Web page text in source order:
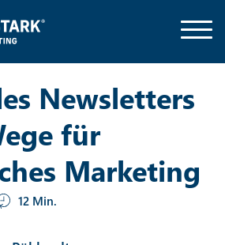
Newsletters
für
Marketing
12 Min.